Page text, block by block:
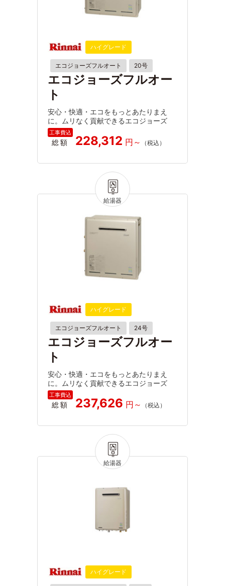
ハイグレード
エコジョーズフルオート 20号
エコジョーズフルオー
ト
安心・快適・エコをもっとあたりまえ
に。ムリなく貢献できるエコジョーズ
総額 228,312
ハイグレード
エコジョーズフルオート 24号
エコジョーズフルオー
ト
安心・快適・エコをもっとあたりまえ
に。ムリなく貢献できるエコジョーズ
総額 237,626
ハイグレード